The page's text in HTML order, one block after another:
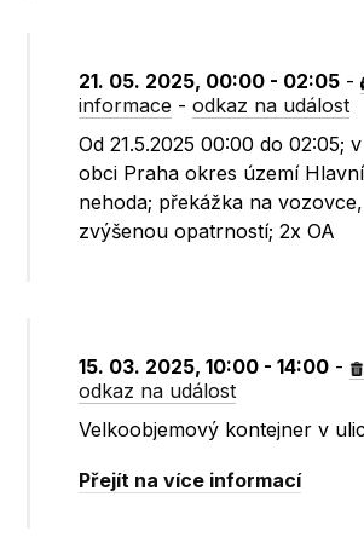
21. 05. 2025, 00:00 - 02:05 -
informace -odkaz na událost
Od 21.5.2025 00:00 do 02:05;
obci Praha okres území
nehoda; překážka na
zvýšenou opatrností; 2x OA
15. 03. 2025, 10:00 - 14:00 -
odkaz na událost
Velkoobjemový kontejner v
Přejít na více informací